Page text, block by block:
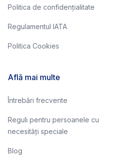
Politica de confidențialitate
Regulamentul IATA
Politica Cookies
Află mai multe
Întrebări frecvente
Reguli pentru persoanele cu
necesități speciale
Blog